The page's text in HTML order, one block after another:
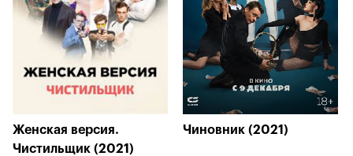
Женская версия.
Чистильщик (2021)
Чиновник (2021)